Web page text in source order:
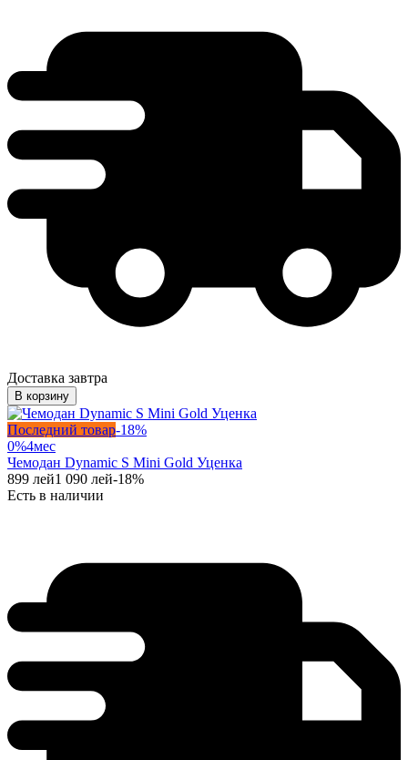
Доставка завтра
В корзину
Последний товар-18%
0%4мес
Чемодан Dynamic S Mini Gold Уценка
899 лей1 090 лей-18%
Есть в наличии